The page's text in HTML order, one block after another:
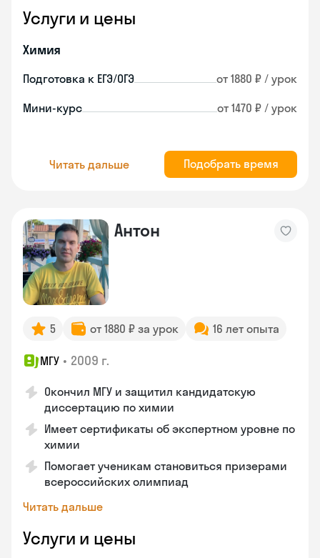
Услуги и цены
Химия
Подготовка к ЕГЭ/ОГЭ от 1880 ₽ / урок
Мини-курс от 1470 ₽ / урок
Читать дальше Подобрать время
Антон
5 от 1880 ₽ за урок 16 лет опыта
МГУ • 2009 г.
Окончил МГУ и защитил кандидатскую
диссертацию по химии
Имеет сертификаты об экспертном уровне по
химии
Помогает ученикам становиться призерами
всероссийских олимпиад
Читать дальше
Услуги и цены